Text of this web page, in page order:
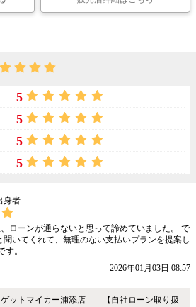
5
5
5
5
身者
ローンが通らないと思って諦めていました。 で
いてくれて、無理のない支払いプランを提案し
。
2026年01月03日 08:57
ゲットマイカー浦添店 【自社ローン取り扱